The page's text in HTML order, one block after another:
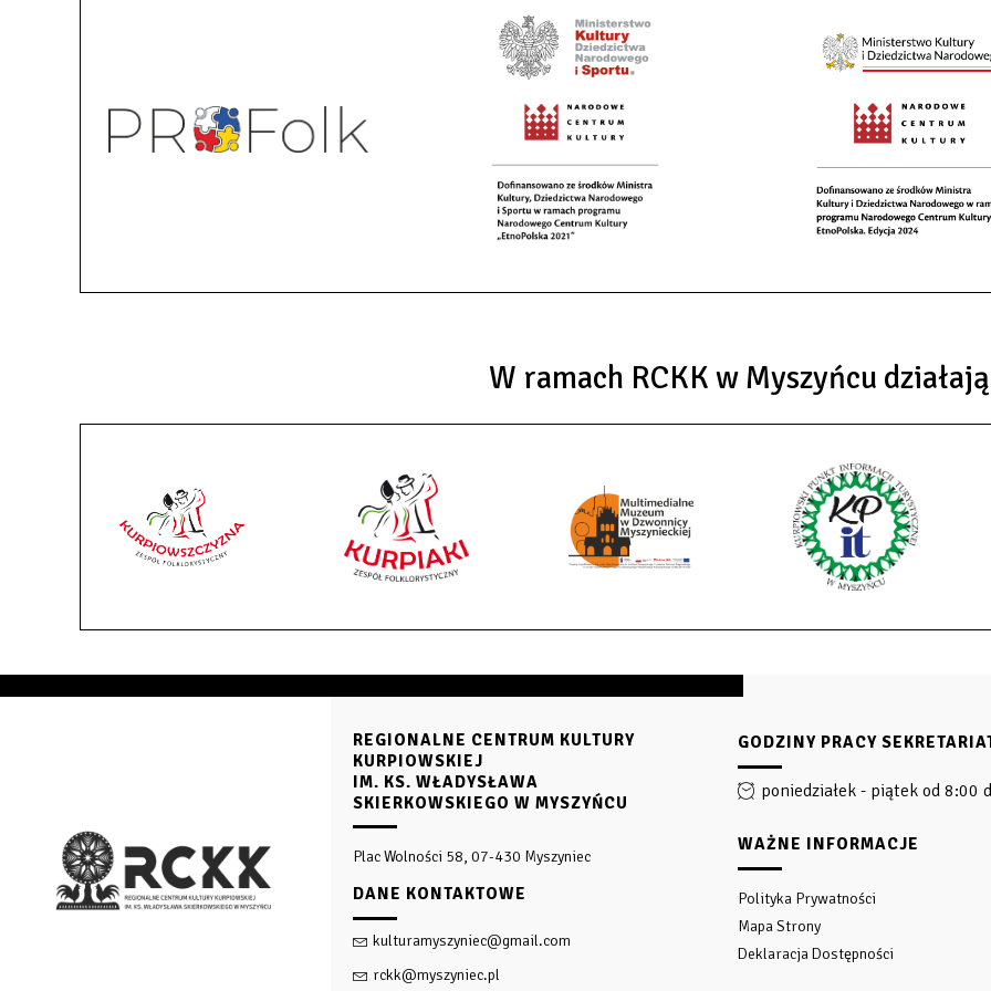
W ramach RCKK w Myszyńcu
REGIONALNE CENTRUM KULTURY
KURPIOWSKIEJ
IM. KS. WŁADYSŁAWA
SKIERKOWSKIEGO W MYSZYŃCU
Plac Wolności 58, 07-430 Myszyniec
DANE KONTAKTOWE
kulturamyszyniec@gmail.com
rckk@myszyniec.pl
GODZINY PRACY
poniedziałek - piątek od 8:00
WAŻNE INFORMACJE
Polityka Prywatności
Mapa Strony
Deklaracja Dostępności